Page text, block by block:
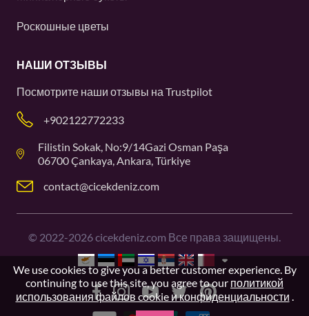
Роскошные цветы
НАШИ ОТЗЫВЫ
Посмотрите наши отзывы на Trustpilot
+902122772233
Filistin Sokak, No:9/14Gazi Osman Paşa
06700 Çankaya, Ankara, Türkiye
contact@cicekdeniz.com
© 2022-2026cicekdeniz.com Все права защищены.
We use cookies to give you a better customer experience. By
continuing to use this site, you agree to our политикой
использования файлов cookie и конфиденциальности .